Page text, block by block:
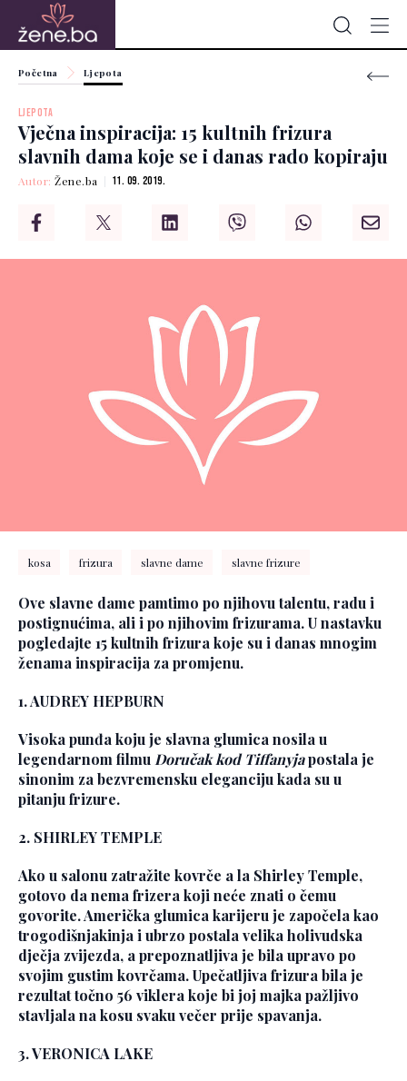
Početna Ljepota
LJEPOTA
Vječna inspiracija: 15 kultnih frizura
slavnih dama koje se i danas rado kopiraju
Autor:Žene.ba 11. 09. 2019.
kosa frizura slavne dame slavne frizure
Ove slavne dame pamtimo po njihovu talentu, radu i
postignućima, ali i po njihovim frizurama. U nastavku
pogledajte 15 kultnih frizura koje su i danas mnogim
ženama inspiracija za promjenu.
1. AUDREY HEPBURN
Visoka punđa koju je slavna glumica nosila u
legendarnom filmuDoručak kod Tiffanyjapostala je
sinonim za bezvremensku eleganciju kada su u
pitanju frizure.
2. SHIRLEY TEMPLE
Ako u salonu zatražite kovrče a la Shirley Temple,
gotovo da nema frizera koji neće znati o čemu
govorite. Američka glumica karijeru je započela kao
trogodišnjakinja i ubrzo postala velika holivudska
dječja zvijezda, a prepoznatljiva je bila upravo po
svojim gustim kovrčama. Upečatljiva frizura bila je
rezultat točno 56 viklera koje bi joj majka pažljivo
stavljala na kosu svaku večer prije spavanja.
3. VERONICA LAKE